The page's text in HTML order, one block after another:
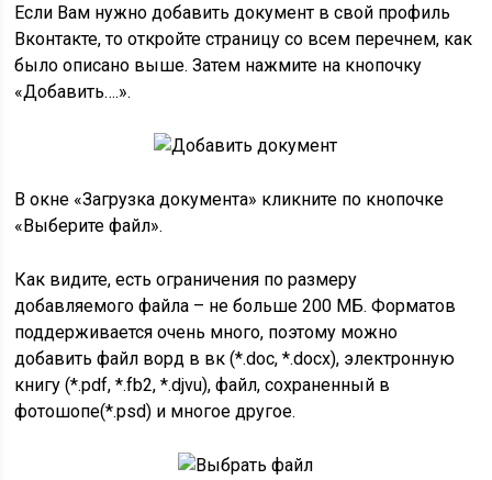
Если Вам нужно добавить документ в свой профиль
Вконтакте, то откройте страницу со всем перечнем, как
было описано выше. Затем нажмите на кнопочку
«Добавить….».
В окне «Загрузка документа» кликните по кнопочке
«Выберите файл».
Как видите, есть ограничения по размеру
добавляемого файла – не больше 200 МБ. Форматов
поддерживается очень много, поэтому можно
добавить файл ворд в вк (*.doc, *.docx), электронную
книгу (*.pdf, *.fb2, *.djvu), файл, сохраненный в
фотошопе(*.psd) и многое другое.